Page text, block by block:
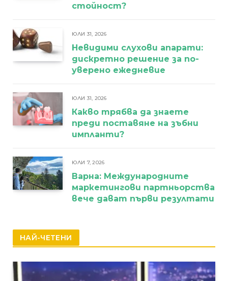
стойност?
ЮЛИ 31, 2026
Невидими слухови апарати:
дискретно решение за по-
уверено ежедневие
ЮЛИ 31, 2026
Какво трябва да знаете
преди поставяне на зъбни
импланти?
ЮЛИ 7, 2026
Варна: Международните
маркетингови партньорства
вече дават първи резултати
НАЙ-ЧЕТЕНИ